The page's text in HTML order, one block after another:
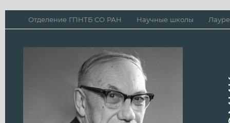
Отделение ГПНТБ СО РАН Научные школы